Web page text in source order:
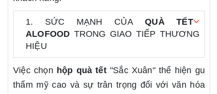
1. SỨC MẠNH CỦAQUÀ TẾT
ALOFOOD TRONG GIAO TIẾP THƯƠNG
HIỆU
Việc chọn hộp quà tết"Sắc Xuân" thể hiện gu
thẩm mỹ cao và sự trân trọng đối với văn hóa